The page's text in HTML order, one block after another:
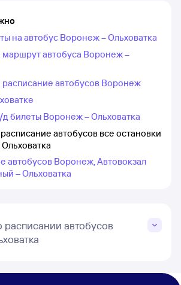
на автобус Воронеж – Ольховатка
маршрут автобуса Воронеж –
расписание автобусов Воронеж
билеты Воронеж – Ольховатка
автобусов все остановки
автобусов Воронеж, Автовокзал
– Ольховатка
автобусов